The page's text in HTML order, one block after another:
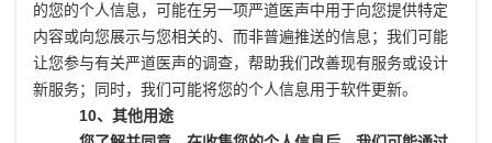
的您的个人信息，可能在另一项严道医声中用于向您提供特定
内容或向您展示与您相关的、而非普遍推送的信息；我们可能
让您参与有关严道医声的调查，帮助我们改善现有服务或设计
新服务；同时，我们可能将您的个人信息用于软件更新。
10、其他用途